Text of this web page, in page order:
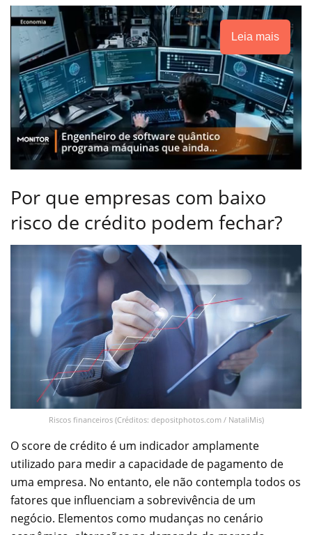
Leia mais
Por que empresas com baixo
risco de crédito podem fechar?
Riscos financeiros (Créditos: depositphotos.com / NataliMis)
O score de crédito é um indicador amplamente
utilizado para medir a capacidade de pagamento de
uma empresa. No entanto, ele não contempla todos os
fatores que influenciam a sobrevivência de um
negócio. Elementos como mudanças no cenário